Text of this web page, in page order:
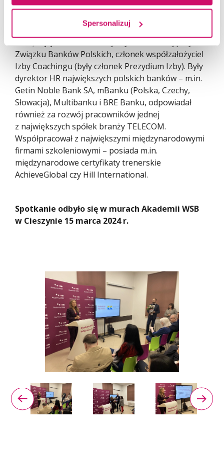
Spersonalizuj
kompetencje coachingowe (m.in. Akademia
Profesjonalnego Coachingu i Master Coaching,
Zaawansowane narzędzia Coachingowe w Akademii
Związku Banków Polskich, członek współzałożyciel
Izby Coachingu (były członek Prezydium Izby). Były
dyrektor HR największych polskich banków – m.in.
Getin Noble Bank SA, mBanku (Polska, Czechy,
Słowacja), Multibanku i BRE Banku, odpowiadał
również za rozwój pracowników jednej
z największych spółek branży TELECOM.
Współpracował z największymi międzynarodowymi
firmami szkoleniowymi – posiada m.in.
międzynarodowe certyfikaty trenerskie
AchieveGlobal czy Hill International.
Spotkanie odbyło się w murach Akademii WSB
w Cieszynie 15 marca 2024 r.